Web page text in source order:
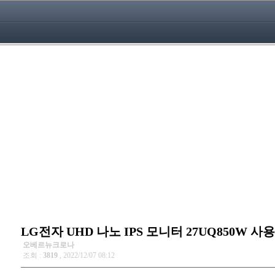
LG전자 UHD 나노 IPS 모니터 27UQ850W 사
오베르뉴크로나
조회 : 3819 , 2022/12/07 08:12